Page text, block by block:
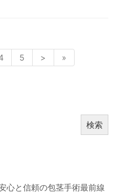
5 > »
検索
心と信頼の包茎手術最前線